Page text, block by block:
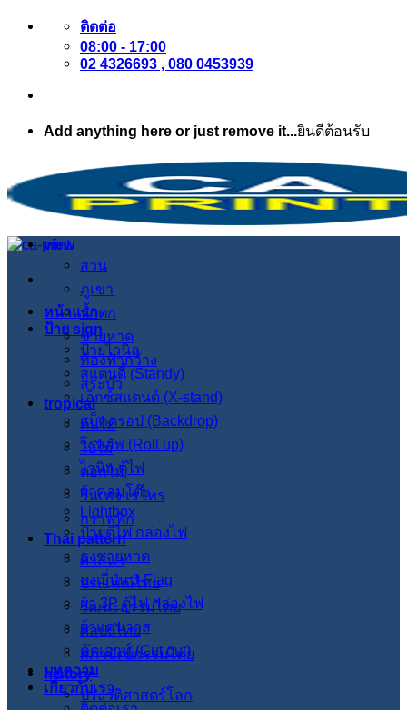
ข้าม
เนื้อหา
ติดต่อ
08:00 - 17:00
02 4326693 , 080 0453939
Add anything here or just remove it...ยินดีต้อนรับ
หน้าแรก
ป้าย sign
ป้ายไวนิล
สแตนดี้ (Standy)
เอ็กซ์สแตนด์ (X-stand)
แบ็คดรอป (Backdrop)
โรลอัพ (Roll up)
ไวนิล ตู้ไฟ
ผ้าคลุมโต๊ะ
Lightbox
ป้ายตู้ไฟ กล่องไฟ
ธงชายหาด
ธงญี่ปุ่น J-Flag
ผ้า 3P ตู้ไฟ กล่องไฟ
ผ้าแคนวาส
คัตเอาท์ (Cut out)
บทความ
เกี่ยวกับเรา
view
สวน
ภูเขา
น้ำตก
ชายหาด
ท้องฟ้ากว้าง
สระบัว
tropical
ต้นไม้
ใบไม้
ดอกไม้
วินเทจ เรโทร
กราฟฟิก
Thai pattern
ศาสนา
ประเพณีไทย
วัฒนะธรรมไทย
ศิลปะไทย
สภาปัตย์กรรมไทย
history
ประวัติศาสตร์โลก